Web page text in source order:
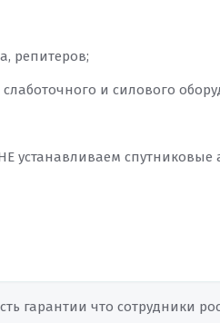
репитеров;
и силового
устанавливаем
гарантии что сотрудники